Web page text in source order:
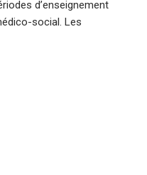
d’enseignement
social. Les